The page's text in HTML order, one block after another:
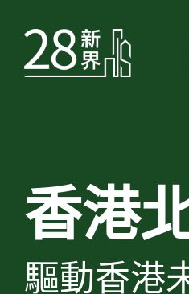
香港
驅動香港